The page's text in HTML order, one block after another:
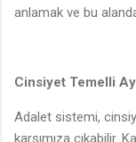
anlamak ve bu
Cinsiyet Temelli
Adalet sistemi,
karşımıza çıkabilir.